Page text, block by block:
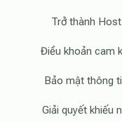
Trở thành Host
Điều khoản cam
Bảo mật thông
Giải quyết khiếu